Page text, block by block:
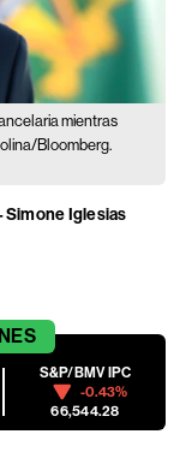
mientras
Bloomberg.
Simone Iglesias
S&P/BMV IPC
-0.43%
66,544.28